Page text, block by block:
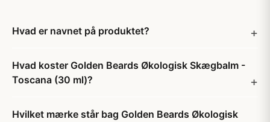
Hvad er navnet på produktet?
Hvad koster Golden Beards Økologisk Skægbalm -
Toscana (30 ml)?
Hvilket mærke står bag Golden Beards Økologisk